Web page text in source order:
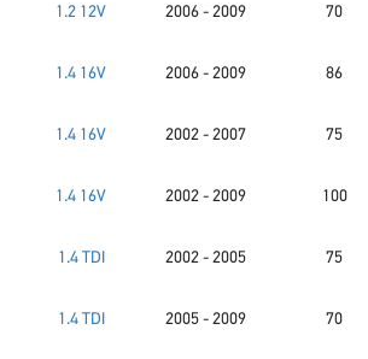
1.2 12V 2006 - 2009 70
1.4 16V 2006 - 2009 86
1.4 16V 2002 - 2007 75
1.4 16V 2002 - 2009 100
1.4 TDI 2002 - 2005 75
1.4 TDI 2005 - 2009 70